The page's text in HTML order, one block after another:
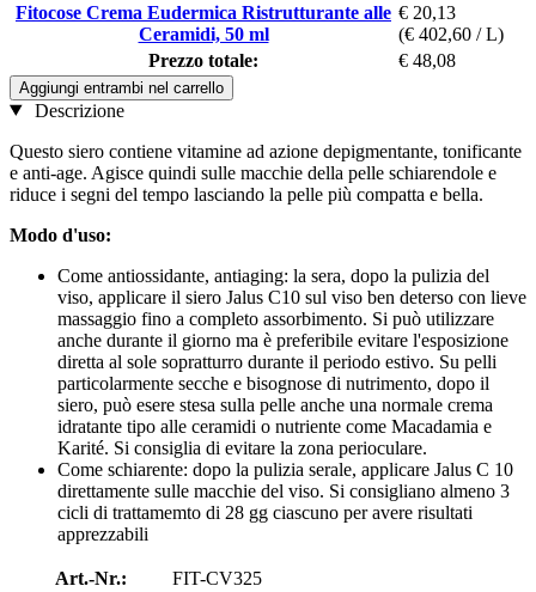
Fitocose Crema Eudermica Ristrutturante alle
Ceramidi, 50 ml
€ 20,13
(€ 402,60 / L)
Prezzo totale:
€ 48,08
Aggiungi entrambi nel carrello
Descrizione
Questo siero contiene vitamine ad azione depigmentante, tonificante
e anti-age. Agisce quindi sulle macchie della pelle schiarendole e
riduce i segni del tempo lasciando la pelle più compatta e bella.
Modo d'uso:
Come antiossidante, antiaging: la sera, dopo la pulizia del
viso, applicare il siero Jalus C10 sul viso ben deterso con lieve
massaggio fino a completo assorbimento. Si può utilizzare
anche durante il giorno ma è preferibile evitare l'esposizione
diretta al sole sopratturro durante il periodo estivo. Su pelli
particolarmente secche e bisognose di nutrimento, dopo il
siero, può esere stesa sulla pelle anche una normale crema
idratante tipo alle ceramidi o nutriente come Macadamia e
Karité. Si consiglia di evitare la zona perioculare.
Come schiarente: dopo la pulizia serale, applicare Jalus C 10
direttamente sulle macchie del viso. Si consigliano almeno 3
cicli di trattamemto di 28 gg ciascuno per avere risultati
apprezzabili
Art.-Nr.:
FIT-CV325